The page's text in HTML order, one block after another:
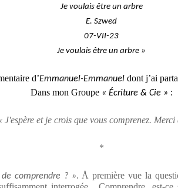
Je voulais être un arbre
E. Szwed
07-VII-23
Je voulais être un arbre »
d’Emmanuel-Emmanuel dont j’ai
Dans mon Groupe « Écriture & Cie » :
J'espère et je crois que vous comprenez.
*
comprendre ? ». Å première vue la